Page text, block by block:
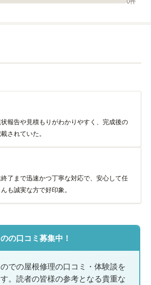
0件
報告や見積もりがわかりやすく、完成後の
されていた。
了まで迅速かつ丁寧な対応で、安心して任
も誠実な方で好印象。
の口コミ募集中！
での屋根修理の口コミ・体験談を
。読者の皆様の参考となる貴重な